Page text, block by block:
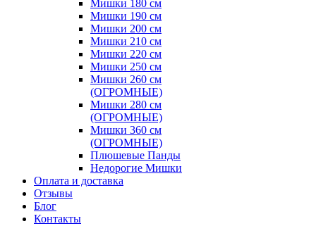
Мишки 180 см
Мишки 190 см
Мишки 200 см
Мишки 210 см
Мишки 220 см
Мишки 250 см
Мишки 260 см
(ОГРОМНЫЕ)
Мишки 280 см
(ОГРОМНЫЕ)
Мишки 360 см
(ОГРОМНЫЕ)
Плюшевые Панды
Недорогие Мишки
Оплата и доставка
Отзывы
Блог
Контакты